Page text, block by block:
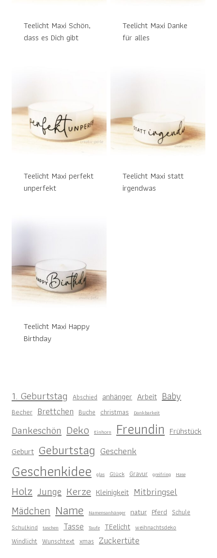
Teelicht Maxi Schön,
dass es Dich gibt
Teelicht Maxi Danke
für alles
Teelicht Maxi perfekt
unperfekt
Teelicht Maxi statt
irgendwas
Teelicht Maxi Happy
Birthday
1. Geburtstag Abschied anhänger Arbeit Baby
Becher Brettchen Buche christmas Dankbarkeit
Dankeschön Deko Einhorn Freundin Frühstück
Geburt Geburtstag Geschenk
Geschenkidee glas Glück Gravur greifring Hase
Holz Junge Kerze Kleinigkeit Mitbringsel
Mädchen Name Namensanhänger natur Pferd Schule
Schulkind taschen Tasse Taufe TEelicht weihnachtsdeko
Windlicht Wunschtext xmas Zuckertüte